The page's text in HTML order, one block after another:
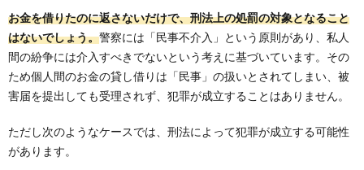
お金を借りたのに返さないだけで、刑法上の処罰の対象となること
はないでしょう。警察には「民事不介入」という原則があり、私人
間の紛争には介入すべきでないという考えに基づいています。その
ため個人間のお金の貸し借りは「民事」の扱いとされてしまい、被
害届を提出しても受理されず、犯罪が成立することはありません。
ただし次のようなケースでは、刑法によって犯罪が成立する可能性
があります。